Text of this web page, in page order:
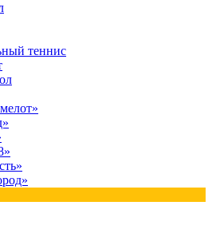
теннис